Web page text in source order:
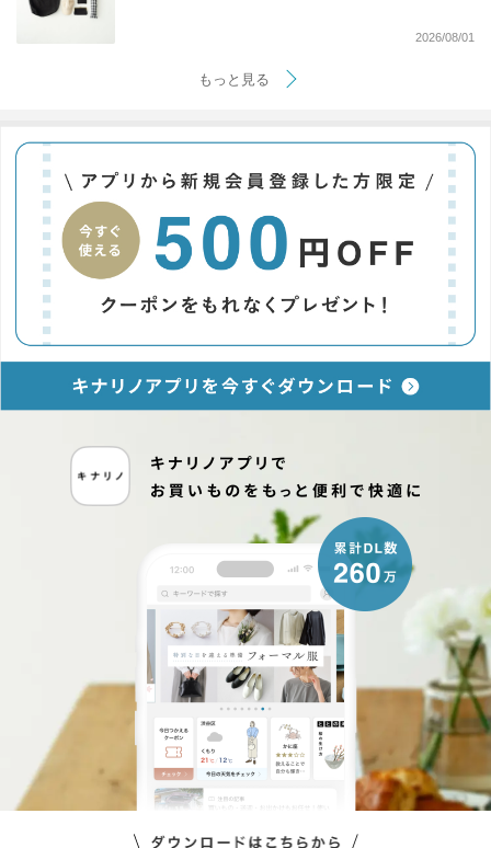
2026/08/01
もっと見る